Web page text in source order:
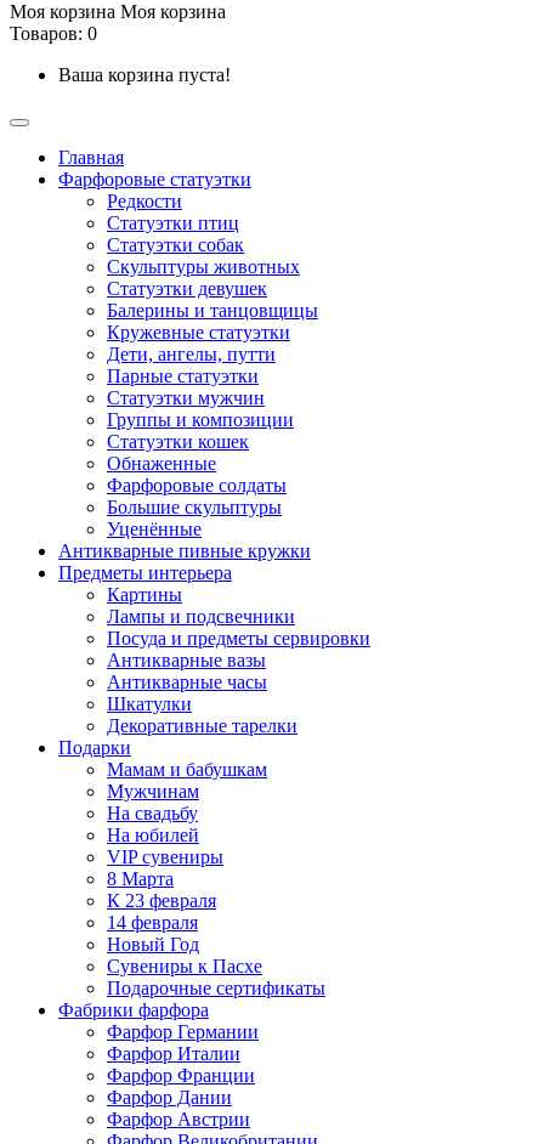
Моя корзина Моя корзина
Товаров: 0
Ваша корзина пуста!
Главная
Фарфоровые статуэтки
Редкости
Cтатуэтки птиц
Cтатуэтки собак
Скульптуры животных
Статуэтки девушек
Балерины и танцовщицы
Кружевные статуэтки
Дети, ангелы, путти
Парные статуэтки
Статуэтки мужчин
Группы и композиции
Статуэтки кошек
Обнаженные
Фарфоровые солдаты
Большие скульптуры
Уценённые
Антикварные пивные кружки
Предметы интерьера
Картины
Лампы и подсвечники
Посуда и предметы сервировки
Антикварные вазы
Антикварные часы
Шкатулки
Декоративные тарелки
Подарки
Мамам и бабушкам
Мужчинам
На свадьбу
На юбилей
VIP сувениры
8 Марта
К 23 февраля
14 февраля
Новый Год
Сувениры к Пасхе
Подарочные сертификаты
Фабрики фарфора
Фарфор Германии
Фарфор Италии
Фарфор Франции
Фарфор Дании
Фарфор Австрии